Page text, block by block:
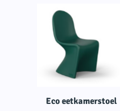
Eco eetkamerstoel